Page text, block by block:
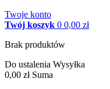
Twoje konto
Twój koszyk 0 0,00 zł
Brak produktów
Do ustalenia Wysyłka
0,00 zł Suma